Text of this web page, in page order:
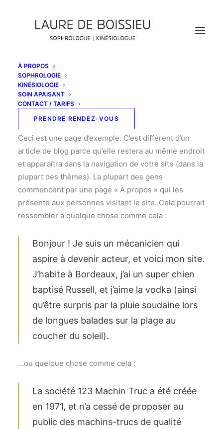
À PROPOS
SOPHROLOGIE
KINÉSIOLOGIE
SOIN APAISANT
CONTACT / TARIFS
PRENDRE RENDEZ-VOUS
Page d’exemple
Ceci est une page d’exemple. C’est différent d’un
article de blog parce qu’elle restera au même endroit
et apparaîtra dans la navigation de votre site (dans la
plupart des thèmes). La plupart des gens
commencent par une page « À propos » qui les
présente aux personnes visitant le site. Cela pourrait
ressembler à quelque chose comme cela :
Bonjour ! Je suis un mécanicien qui
aspire à devenir acteur, et voici mon site.
J’habite à Bordeaux, j’ai un super chien
baptisé Russell, et j’aime la vodka (ainsi
qu’être surpris par la pluie soudaine lors
de longues balades sur la plage au
coucher du soleil).
…ou quelque chose comme cela :
La société 123 Machin Truc a été créée
en 1971, et n’a cessé de proposer au
public des machins-trucs de qualité